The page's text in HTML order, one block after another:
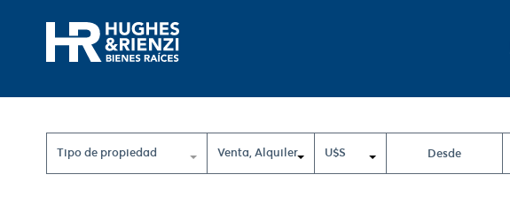
Tipo de propiedad Venta,Alquiler U$S